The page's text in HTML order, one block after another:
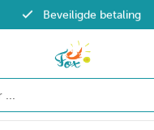
Beveiligde betaling
Gratis verzending vanaf €69 in